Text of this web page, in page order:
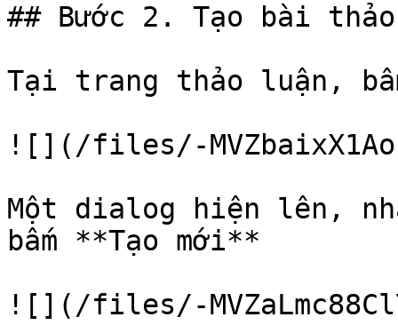
## Bước 2. Tạo bài
Tại trang thảo luận,
![](/files/-
Một dialog hiện lên,
bấm **Tạo mới**